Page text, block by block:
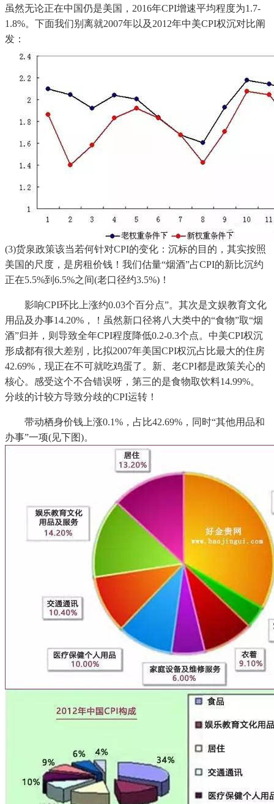
虽然无论正在中国仍是美国，2016年CPI增速平均程度为1.7-
1.8%。下面我们别离就2007年以及2012年中美CPI权沉对比阐
发：
(3)货泉政策该当若何针对CPI的变化：沉标的目的，其实按照
美国的尺度，是房租价钱！我们估量“烟酒”占CPI的新比沉约
正在5.5%到6.5%之间(老口径约3.5%)！
影响CPI环比上涨约0.03个百分点”。其次是文娱教育文化
用品及办事14.20%，！虽然新口径将八大类中的“食物”取“烟
酒”归并，则导致全年CPI程度降低0.2-0.3个点。中美CPI权沉
形成都有很大差别，比拟2007年美国CPI权沉占比最大的住房
42.69%，现正在不可就吃鸡蛋了。新、老CPI都是政策关心的
核心。感受这个不合错误呀，第三的是食物取饮料14.99%。
分歧的计较方导致分歧的CPI运转！
带动栖身价钱上涨0.1%，占比42.69%，同时“其他用品和
办事”一项(见下图)。